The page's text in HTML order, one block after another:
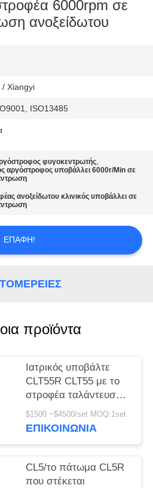
6000rpm σε
ανοξείδωτου
/ Xiangyi
ISO13485
φυγοκεντρωτής,
αργόστροφος υποβάλλει 6000r/Min σε
ανοξείδωτου κλινικός υποβάλλει σε
ΕΠΑΦΉ!
προϊόντα
Ιατρικός υποβάλτε
CLT55R CLT55 με το
στροφέα ταλάντευσης
σε φυγοκέντρωση
αργόστροφο
$1500 ~$4500/set MOQ:1set
ΕΠΙΚΟΙΝΩΝΊΑ
CL5/το πάτωμα CL5R
που στέκεται